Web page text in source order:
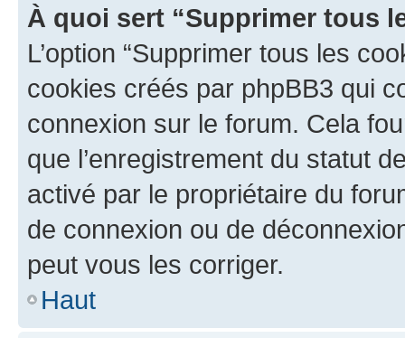
À quoi sert “Supprimer tous
L’option “Supprimer tous les
cookies créés par phpBB3 qui
connexion sur le forum. Cela
que l’enregistrement du statut
activé par le propriétaire du
de connexion ou de
peut vous les corriger.
Haut